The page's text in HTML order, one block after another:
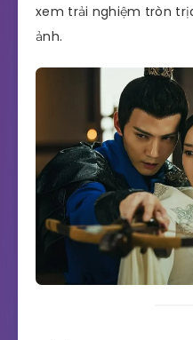
xem trải nghiệm tròn
ảnh.